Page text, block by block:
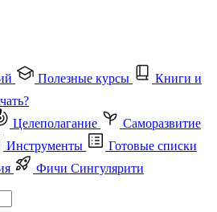
Полезные курсы
Книги и
Целеполагание
Саморазвитие
Инструменты
Готовые списки
Фичи Сингулярити